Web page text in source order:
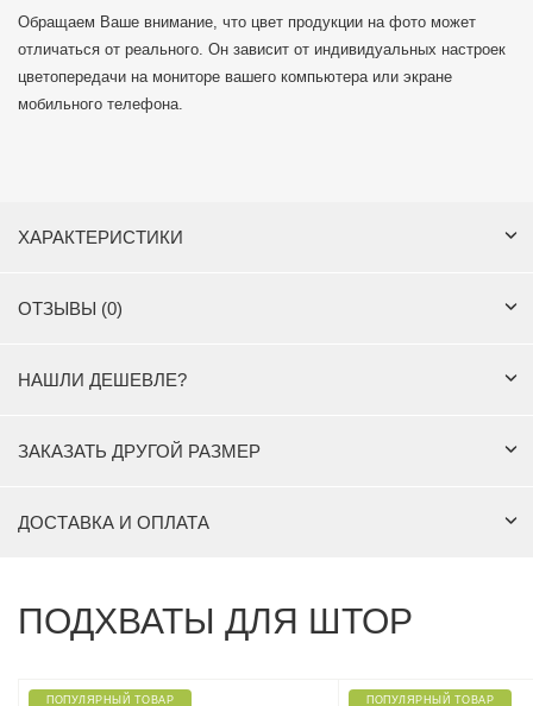
Обращаем Ваше внимание, что цвет продукции на фото может
отличаться от реального. Он зависит от индивидуальных настроек
цветопередачи на мониторе вашего компьютера или экране
мобильного телефона.
ХАРАКТЕРИСТИКИ
ОТЗЫВЫ (0)
НАШЛИ ДЕШЕВЛЕ?
ЗАКАЗАТЬ ДРУГОЙ РАЗМЕР
ДОСТАВКА И ОПЛАТА
ПОДХВАТЫ ДЛЯ ШТОР
ПОПУЛЯРНЫЙ ТОВАР ПОПУЛЯРНЫЙ ТОВАР